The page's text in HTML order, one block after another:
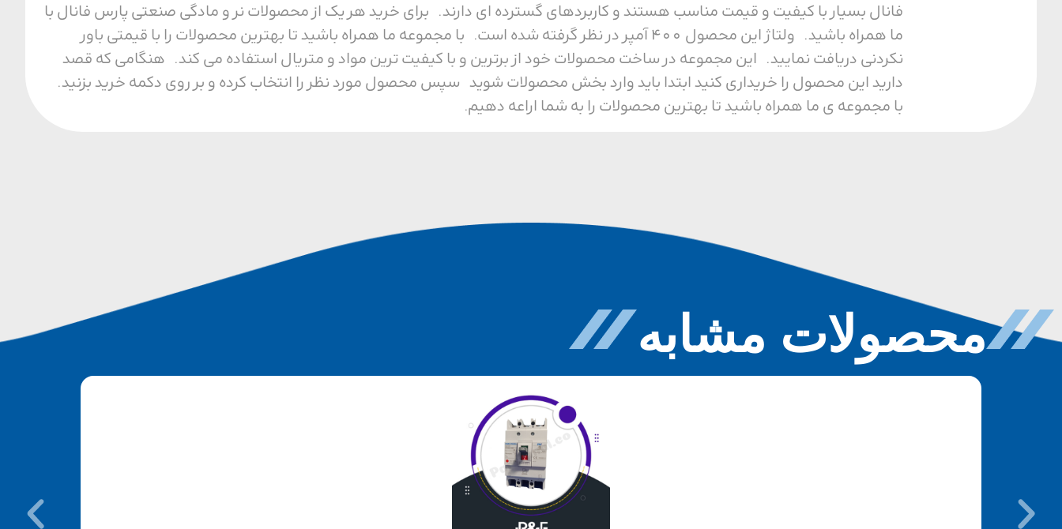
فانال بسیار با کیفیت و قیمت مناسب هستند و کاربردهای گسترده ای دارند. برای خرید هر یک از محصولات نر و مادگی صنعتی پارس فانال با
ما همراه باشید. ولتاژ این محصول 400 آمپر در نظر گرفته شده است. با مجموعه ما همراه باشید تا بهترین محصولات را با قیمتی باور
نکردنی دریافت نمایید. این مجموعه در ساخت محصولات خود از برترین و با کیفیت ترین مواد و متریال استفاده می کند. هنگامی که قصد
دارید این محصول را خریداری کنید ابتدا باید وارد بخش محصولات شوید سپس محصول مورد نظر را انتخاب کرده و بر روی دکمه خرید بزنید.
با مجموعه ی ما همراه باشید تا بهترین محصولات را به شما اراعه دهیم.
محصولات مشابه